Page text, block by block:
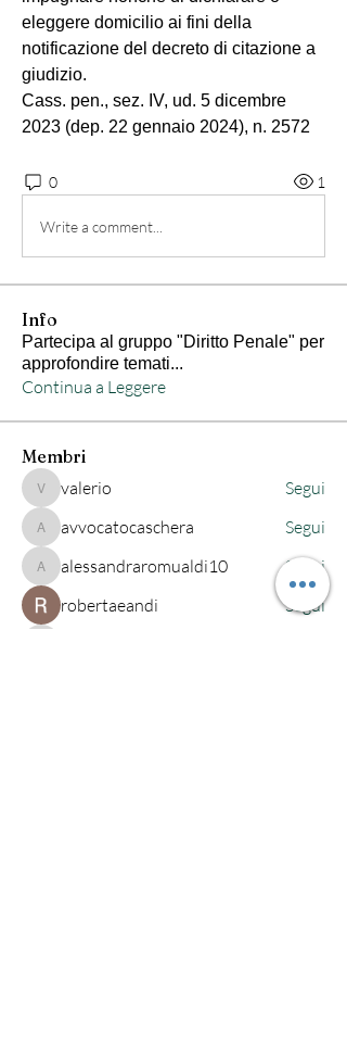
eleggere domicilio ai fini della
notificazione del decreto di citazione a
giudizio.
Cass. pen., sez. IV, ud. 5 dicembre
2023 (dep. 22 gennaio 2024), n. 2572
0 1
Write a comment...
Info
Partecipa al gruppo "Diritto Penale" per
approfondire temati...
Continua a Leggere
Membri
valeriovalerio Segui
avvocatocaschera
avvocatocaschera Segui
alessandraromualdi10
alessandraromualdi10
Segui
robertaeandi
Segui